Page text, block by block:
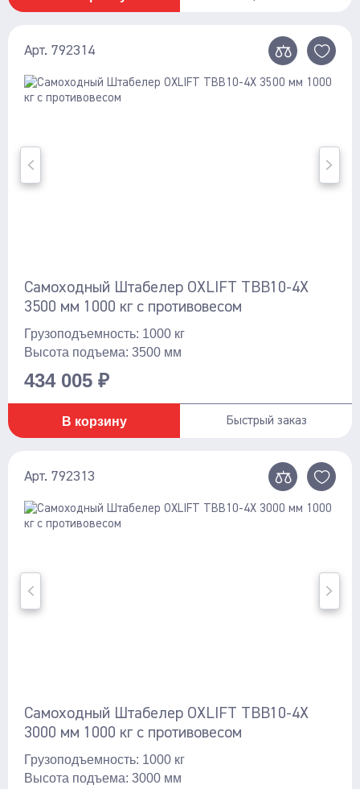
Арт. 792314
Самоходный Штабелер OXLIFT TBB10-4X
3500 мм 1000 кг с противовесом
Грузоподъемность: 1000 кг
Высота подъема: 3500 мм
434 005 ₽
В корзину Быстрый заказ
Арт. 792313
Самоходный Штабелер OXLIFT TBB10-4X
3000 мм 1000 кг с противовесом
Грузоподъемность: 1000 кг
Высота подъема: 3000 мм